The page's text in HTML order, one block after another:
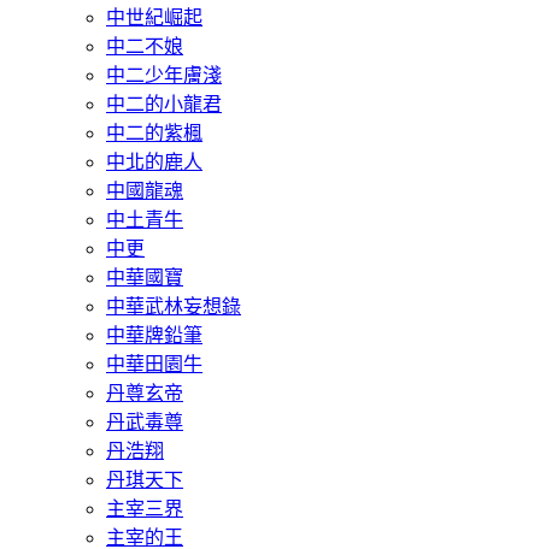
中世紀崛起
中二不娘
中二少年膚淺
中二的小龍君
中二的紫楓
中北的鹿人
中國龍魂
中土青牛
中更
中華國寶
中華武林妄想錄
中華牌鉛筆
中華田園牛
丹尊玄帝
丹武毒尊
丹浩翔
丹琪天下
主宰三界
主宰的王